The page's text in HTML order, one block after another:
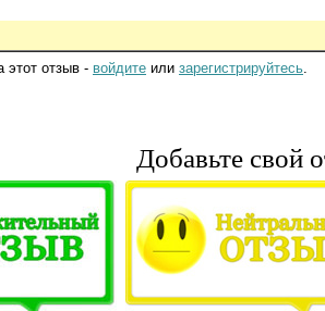
этот отзыв - войдите или зарегистрируйтесь.
Добавьте свой